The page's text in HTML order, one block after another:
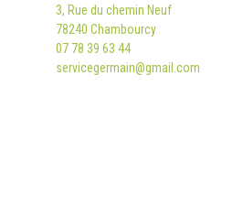
3, Rue du chemin Neuf
78240 Chambourcy
07 78 39 63 44
servicegermain@gmail.com